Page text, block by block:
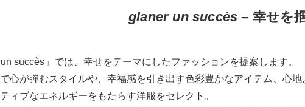
glaner un succès – 幸せを
un succès」では、幸せをテーマにしたファッションを提案します。
心が弾むスタイルや、幸福感を引き出す色彩豊かなアイテム、心
ィブなエネルギーをもたらす洋服をセレクト。